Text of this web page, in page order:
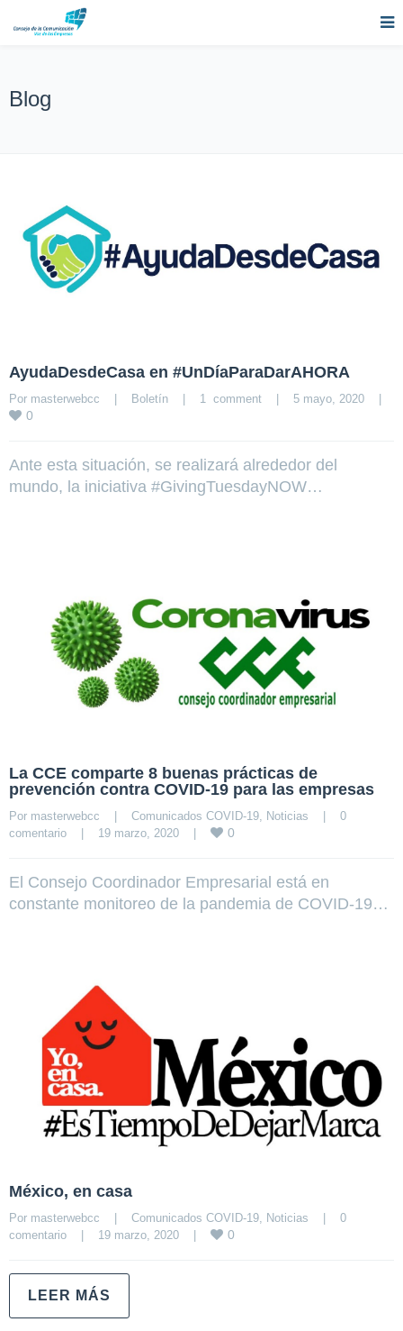
Blog
AyudaDesdeCasa en #UnDíaParaDarAHORA
Por masterwebcc | Boletín | 1  comment | 5 mayo, 2020 |
0
Ante esta situación, se realizará alrededor del
mundo, la iniciativa #GivingTuesdayNOW…
La CCE comparte 8 buenas prácticas de
prevención contra COVID-19 para las empresas
Por masterwebcc Comunicados COVID-19, Noticias
0
comentario
19 marzo, 2020 0
El Consejo Coordinador Empresarial está en
constante monitoreo de la pandemia de COVID-19…
México, en casa
Por masterwebcc | Comunicados COVID-19 Noticias |
0
comentario
| 19 marzo, 2020 | 0
LEER MÁS